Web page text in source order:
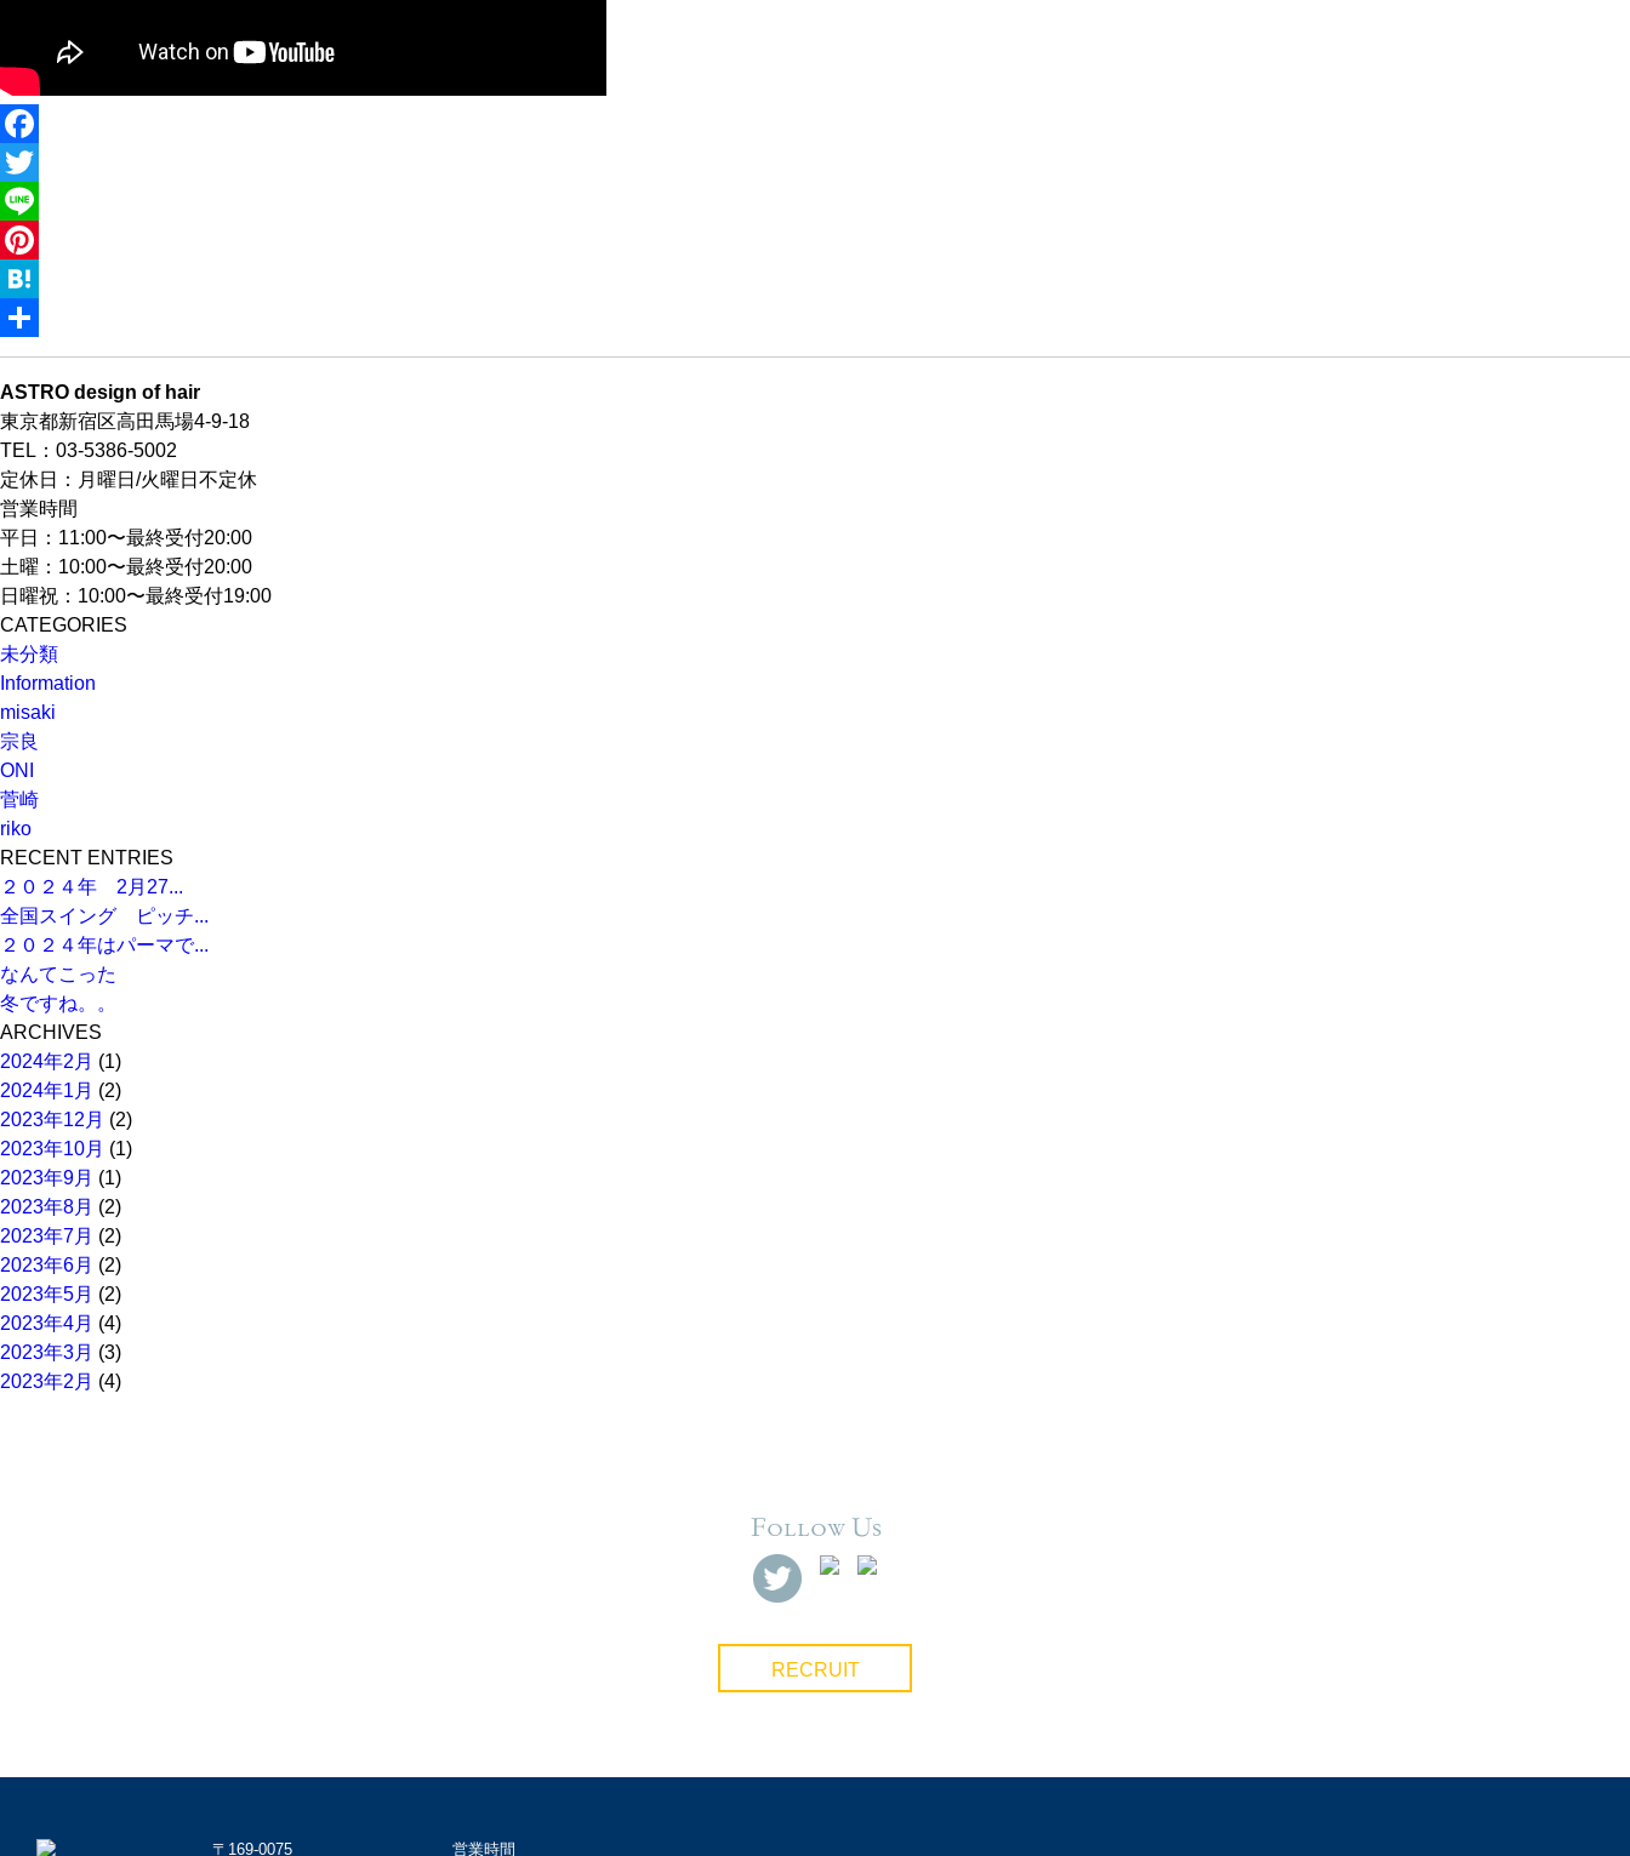
Facebook
Twitter
Line
Pinterest
Hatena
共
有
ASTRO design of hair
東京都新宿区高田馬場4-9-18
TEL：03-5386-5002
定休日：月曜日/火曜日不定休
営業時間
平日：11:00〜最終受付20:00
土曜：10:00〜最終受付20:00
日曜祝：10:00〜最終受付19:00
CATEGORIES
未分類
Information
misaki
宗良
ONI
菅崎
riko
RECENT ENTRIES
２０２４年 2月27...
全国スイング ピッチ...
２０２４年はパーマで...
なんてこった
冬ですね。。
ARCHIVES
2024年2月 (1)
2024年1月 (2)
2023年12月 (2)
2023年10月 (1)
2023年9月 (1)
2023年8月 (2)
2023年7月 (2)
2023年6月 (2)
2023年5月 (2)
2023年4月 (4)
2023年3月 (3)
2023年2月 (4)
RECRUIT
〒169-0075 営業時間